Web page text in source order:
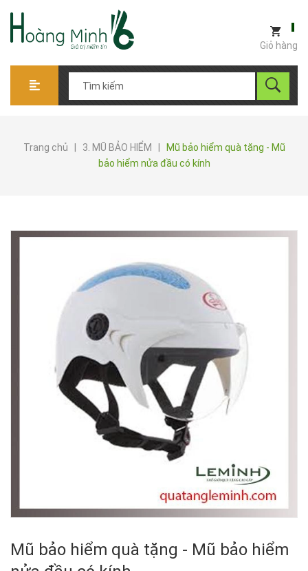
Giỏ hàng
Trang chủ 3. MŨ BẢO HIỂM
Mũ bảo hiểm quà tặng - Mũ
bảo hiểm nửa đầu có kính
Mũ bảo hiểm quà tặng - Mũ bảo hiểm